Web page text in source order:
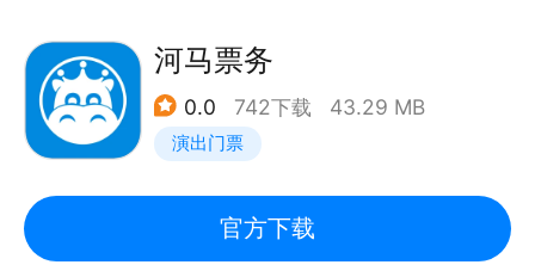
双重保障更放心。
◆海量演出 超值折扣◆
演唱会、音乐节、话剧、脱口秀...你想看的演出全都
有，超值折扣尽享低价。
抢票手速总是过慢？专属链接，提前排队，加速抢票，
帮你快人一步。
河马票务
0.0 742下载 43.29 MB
演出门票
官方下载